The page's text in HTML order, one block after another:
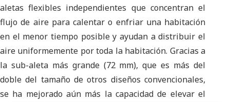
aletas flexibles independientes que concentran el
flujo de aire para calentar o enfriar una habitación
en el menor tiempo posible y ayudan a distribuir el
aire uniformemente por toda la habitación. Gracias a
la sub-aleta más grande (72 mm), que es más del
doble del tamaño de otros diseños convencionales,
se ha mejorado aún más la capacidad de elevar el